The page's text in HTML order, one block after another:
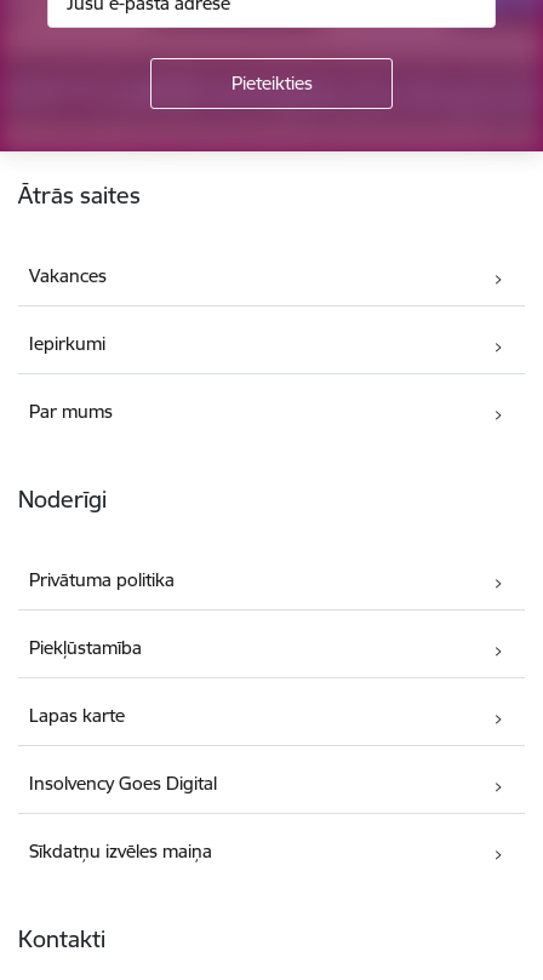
Ātrās saites
Vakances
Iepirkumi
Par mums
Noderīgi
Privātuma politika
Piekļūstamība
Lapas karte
Insolvency Goes Digital
Sīkdatņu izvēles maiņa
Kontakti